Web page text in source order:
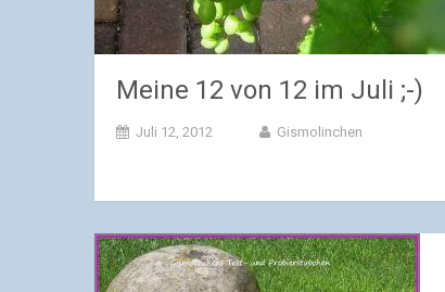
Meine 12 von 12 im Juli ;-)
Juli 12, 2012 Gismolinchen